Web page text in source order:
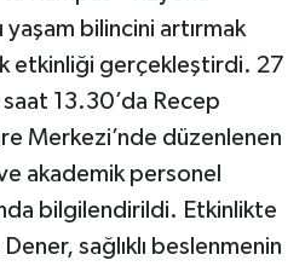
yaşam bilincini artırmak
etkinliği gerçekleştirdi. 27
13.30’da Recep
Merkezi’nde düzenlenen
akademik personel
bilgilendirildi. Etkinlikte
sağlıklı beslenmenin